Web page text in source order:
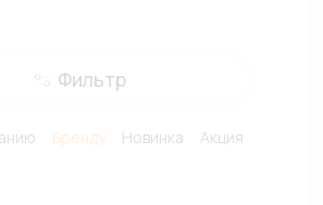
Фильтр
Бренду Новинка
Акция